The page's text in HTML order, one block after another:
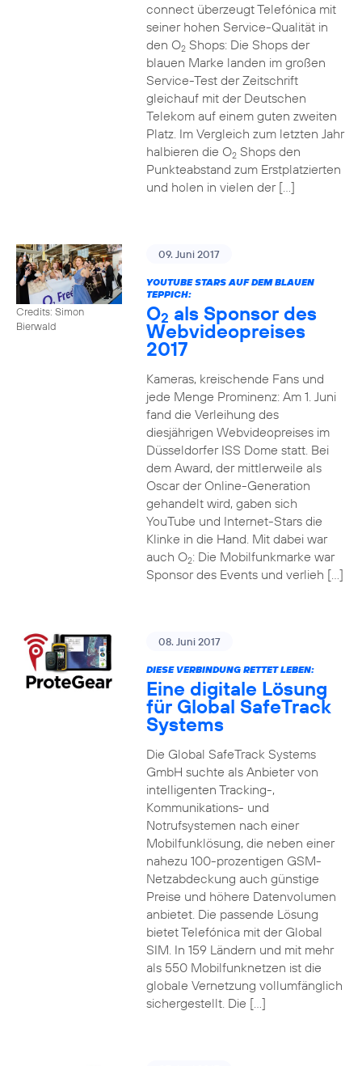
connect überzeugt Telefónica mit
seiner hohen Service-Qualität in
den O2Shops: Die Shops der
blauen Marke landen im großen
Service-Test der Zeitschrift
gleichauf mit der Deutschen
Telekom auf einem guten zweiten
Platz. Im Vergleich zum letzten Jahr
halbieren die O2Shops den
Punkteabstand zum Erstplatzierten
und holen in vielen der […]
Credits: Simon
Bierwald
09. Juni 2017
YOUTUBE STARS AUF DEM BLAUEN
TEPPICH:
O2 als Sponsor des
Webvideopreises
2017
Kameras, kreischende Fans und
jede Menge Prominenz: Am 1. Juni
fand die Verleihung des
diesjährigen Webvideopreises im
Düsseldorfer ISS Dome statt. Bei
dem Award, der mittlerweile als
Oscar der Online-Generation
gehandelt wird, gaben sich
YouTube und Internet-Stars die
Klinke in die Hand. Mit dabei war
auch O2: Die Mobilfunkmarke war
Sponsor des Events und verlieh […]
08. Juni 2017
DIESE VERBINDUNG RETTET LEBEN:
Eine digitale Lösung
für Global SafeTrack
Systems
Die Global SafeTrack Systems
GmbH suchte als Anbieter von
intelligenten Tracking-,
Kommunikations- und
Notrufsystemen nach einer
Mobilfunklösung, die neben einer
nahezu 100-prozentigen GSM-
Netzabdeckung auch günstige
Preise und höhere Datenvolumen
anbietet. Die passende Lösung
bietet Telefónica mit der Global
SIM. In 159 Ländern und mit mehr
als 550 Mobilfunknetzen ist die
globale Vernetzung vollumfänglich
sichergestellt. Die […]